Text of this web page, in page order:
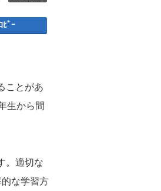
ﾋﾟｰ
ことがあ
生から間
。適切な
な学習方